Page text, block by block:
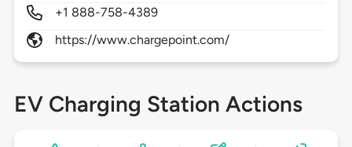
+1 888-758-4389
https://www.chargepoint.com/
EV Charging Station Actions